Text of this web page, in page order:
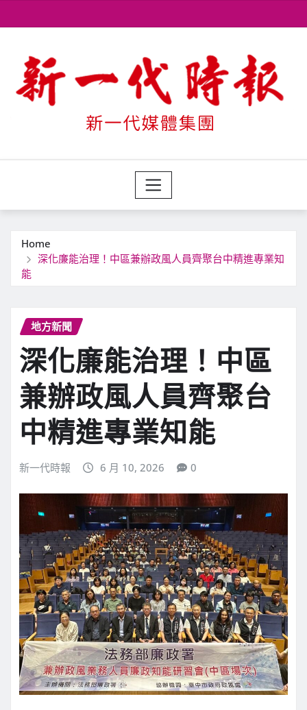
to
Home
深化廉能治理！中區兼辦政風人員齊聚台中精進專業知
能
地方新聞
深化廉能治理！中區
兼辦政風人員齊聚台
中精進專業知能
新一代時報 6 月 10, 2026 0